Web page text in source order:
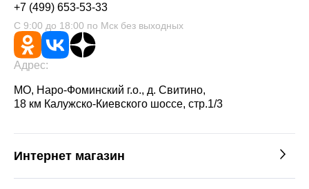
+7 (499) 653-53-33
С 9:00 до 18:00 по Мск без выходных
Адрес:
МО, Наро-Фоминский г.о., д. Свитино,
18 км Калужско-Киевского шоссе, стр.1/3
Интернет магазин